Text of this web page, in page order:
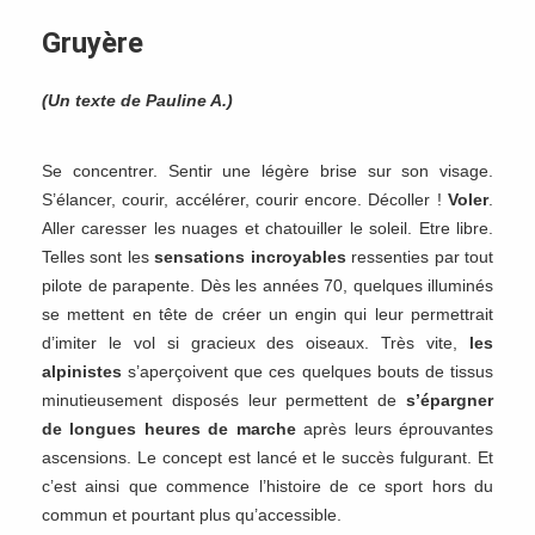
Gruyère
(Un texte de Pauline A.)
Se concentrer. Sentir une légère brise sur son visage.
S’élancer, courir, accélérer, courir encore. Décoller ! Voler.
Aller caresser les nuages et chatouiller le soleil. Etre libre.
Telles sont lessensations incroyables ressenties par tout
pilote de parapente. Dès les années 70, quelques illuminés
se mettent en tête de créer un engin qui leur permettrait
d’imiter le vol si gracieux des oiseaux. Très vite, les
alpinistes s’aperçoivent que ces quelques bouts de tissus
minutieusement disposés leur permettent de s’épargner
de longues heures de marcheaprès leurs éprouvantes
ascensions. Le concept est lancé et le succès fulgurant. Et
c’est ainsi que commence l’histoire de ce sport hors du
commun et pourtant plus qu’accessible.